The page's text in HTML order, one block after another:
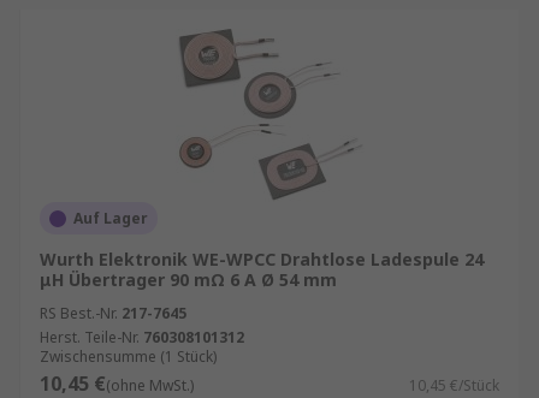
Auf Lager
Wurth Elektronik WE-WPCC Drahtlose Ladespule 24
μH Übertrager 90 mΩ 6 A Ø 54 mm
RS Best.-Nr. 217-7645
Herst. Teile-Nr. 760308101312
Zwischensumme (1 Stück)
10,45 €(ohne MwSt.) 10,45 €/Stück